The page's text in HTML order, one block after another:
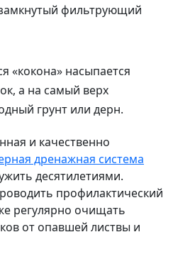
замкнутый фильтрующий
«кокона» насыпается
а на самый верх
грунт или дерн.
и качественно
дренажная система
десятилетиями.
профилактический
регулярно очищать
от опавшей листвы и